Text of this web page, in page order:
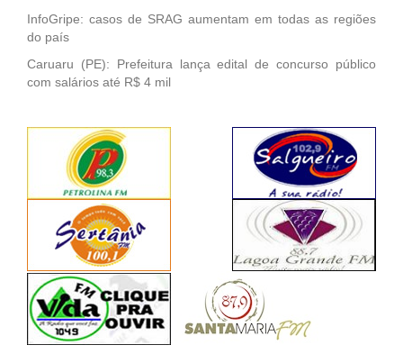
InfoGripe: casos de SRAG aumentam em todas as regiões
do país
Caruaru (PE): Prefeitura lança edital de concurso público
com salários até R$ 4 mil